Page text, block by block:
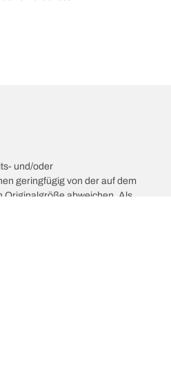
und/oder
geringfügig von der auf dem
Originalgröße abweichen. Als